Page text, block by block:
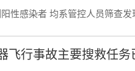
感染者 均系管控人员筛查发
飞行事故主要搜救任